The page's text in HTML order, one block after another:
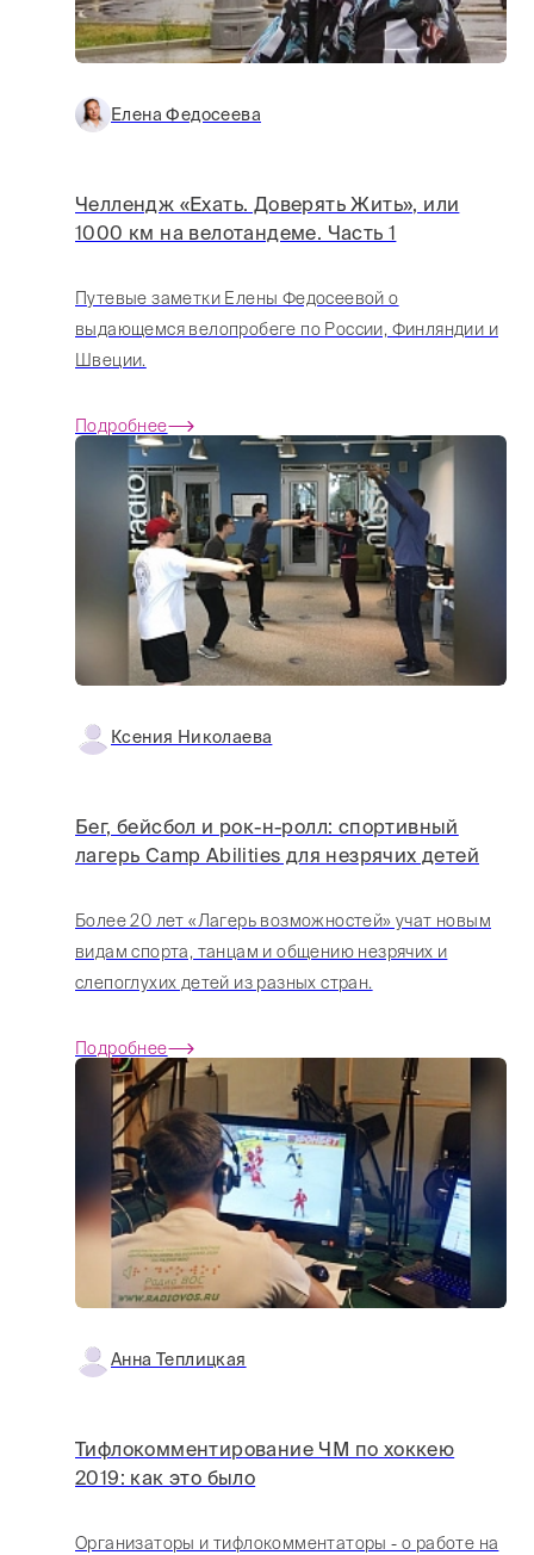
Елена Федосеева
Челлендж «Ехать. Доверять Жить», или
1000 км на велотандеме. Часть 1
Путевые заметки Елены Федосеевой о
выдающемся велопробеге по России, Финляндии и
Швеции.
Подробнее
Ксения Николаева
Бег, бейсбол и рок-н-ролл: спортивный
лагерь Camp Abilities для незрячих детей
Более 20 лет «Лагерь возможностей» учат новым
видам спорта, танцам и общению незрячих и
слепоглухих детей из разных стран.
Подробнее
Анна Теплицкая
Тифлокомментирование ЧМ по хоккею
2019: как это было
Организаторы и тифлокомментаторы - о работе на